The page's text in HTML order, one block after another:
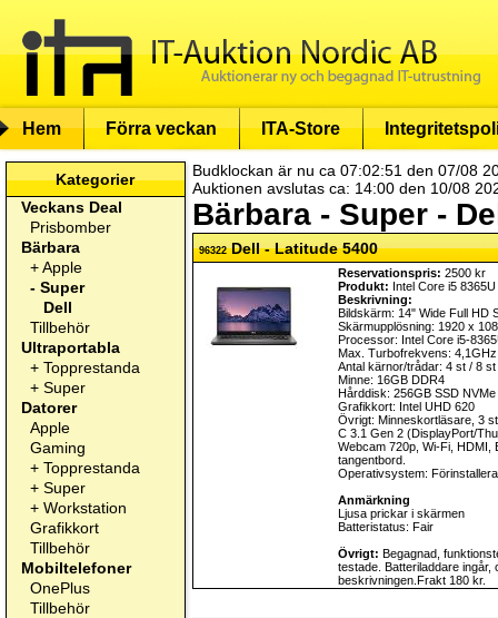
Hem Förra veckan ITA-Store
Kategorier
Veckans Deal
Prisbomber
Bärbara
+Apple
- Super
Dell
Tillbehör
Ultraportabla
+ Topprestanda
+ Super
Datorer
Apple
Gaming
+ Topprestanda
+ Super
+ Workstation
Grafikkort
Tillbehör
Mobiltelefoner
OnePlus
Tillbehör
Budklockan är nu ca 07:02:51 den 07/08
Auktionen avslutas ca: 14:00 den 10/08
Bärbara - Super -
96322Dell - Latitude 5400
Reservationspris: 2500 kr
Produkt: Intel Core i5
Beskrivning:
Bildskärm: 14" Wide Full HD
Skärmupplösning: 1920 x
Processor: Intel Core i5-
Max. Turbofrekvens: 4,1GHz
Antal kärnor/trådar: 4 st / 8 st
Minne: 16GB DDR4
Hårddisk: 256GB SSD NVMe
Grafikkort: Intel UHD 620
Övrigt: Minneskortläsare, 3
C 3.1 Gen 2 (DisplayPort/
Webcam 720p, Wi-Fi, HDMI,
tangentbord.
Operativsystem:
Anmärkning
Ljusa prickar i skärmen
Batteristatus: Fair
Övrigt: Begagnad,
testade. Batteriladdare ingår,
beskrivningen.Frakt 180 kr.